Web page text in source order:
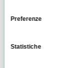
Preferenze
Statistiche